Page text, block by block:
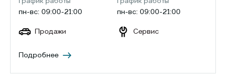
пн-вс: 09:00-21:00
пн-вс: 09:00-21:00
Продажи Сервис
Подробнее